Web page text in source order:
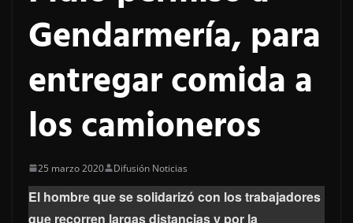
Gendarmería, para
entregar comida a
los camioneros
25 marzo 2020 Difusión Noticias
El hombre que se solidarizó con los trabajadores
que recorren largas distancias y por la